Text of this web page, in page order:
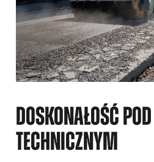
DOSKONAŁOŚĆ
TECHNICZNYM